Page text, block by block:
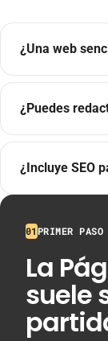
¿Una web
¿Puedes
¿Incluye SEO
01PRIMER PASO
La
suele